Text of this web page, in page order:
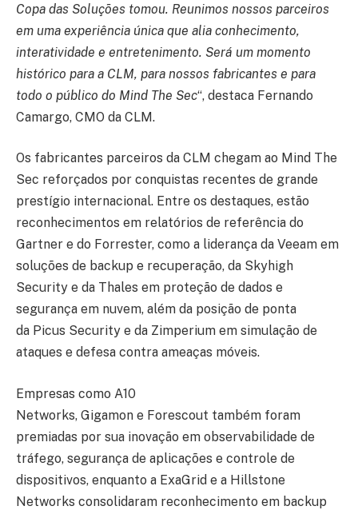
Copa das Soluções tomou. Reunimos nossos parceiros
em uma experiência única que alia conhecimento,
interatividade e entretenimento. Será um momento
histórico para a CLM, para nossos fabricantes e para
todo o público do Mind The Sec“, destaca Fernando
Camargo, CMO da CLM.
Os fabricantes parceiros da CLM chegam ao Mind The
Sec reforçados por conquistas recentes de grande
prestígio internacional. Entre os destaques, estão
reconhecimentos em relatórios de referência do
Gartner e do Forrester, como a liderança da Veeam em
soluções de backup e recuperação, da Skyhigh
Security e da Thales em proteção de dados e
segurança em nuvem, além da posição de ponta
da Picus Security e da Zimperium em simulação de
ataques e defesa contra ameaças móveis.
Empresas como A10
Networks, Gigamon e Forescout também foram
premiadas por sua inovação em observabilidade de
tráfego, segurança de aplicações e controle de
dispositivos, enquanto a ExaGrid e a Hillstone
Networks consolidaram reconhecimento em backup